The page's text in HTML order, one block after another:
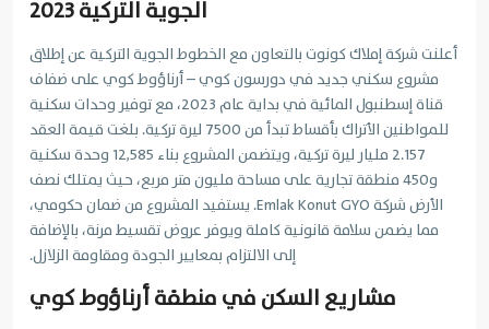
الجوية التركية 2023
أعلنت شركة إملاك كونوت بالتعاون مع الخطوط الجوية التركية عن إطلاق
مشروع سكني جديد في دورسون كوي – أرناؤوط كوي على ضفاف
قناة إسطنبول المائية في بداية عام 2023، مع توفير وحدات سكنية
للمواطنين الأتراك بأقساط تبدأ من 7500 ليرة تركية. بلغت قيمة العقد
2.157 مليار ليرة تركية، ويتضمن المشروع بناء 12,585 وحدة سكنية
و450 منطقة تجارية على مساحة مليون متر مربع، حيث يمتلك نصف
الأرض شركة Emlak Konut GYO. يستفيد المشروع من ضمان حكومي،
مما يضمن سلامة قانونية كاملة ويوفر عروض تقسيط مرنة، بالإضافة
إلى الالتزام بمعايير الجودة ومقاومة الزلازل.
مشاريع السكن في منطقة أرناؤوط كوي